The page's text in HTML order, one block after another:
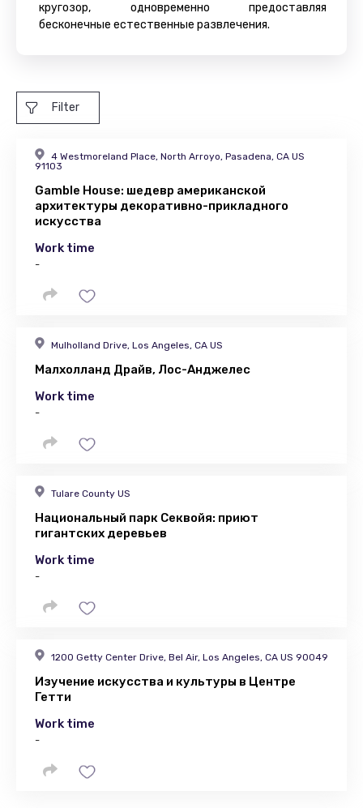
кругозор, одновременно предоставляя
бесконечные естественные развлечения.
Filter
4 Westmoreland Place, North Arroyo, Pasadena, CA US
91103
Gamble House: шедевр американской
архитектуры декоративно-прикладного
искусства
Work time
-
Mulholland Drive, Los Angeles, CA US
Малхолланд Драйв, Лос-Анджелес
Work time
-
Tulare County US
Национальный парк Секвойя: приют
гигантских деревьев
Work time
-
1200 Getty Center Drive, Bel Air, Los Angeles, CA US 90049
Изучение искусства и культуры в Центре
Гетти
Work time
-